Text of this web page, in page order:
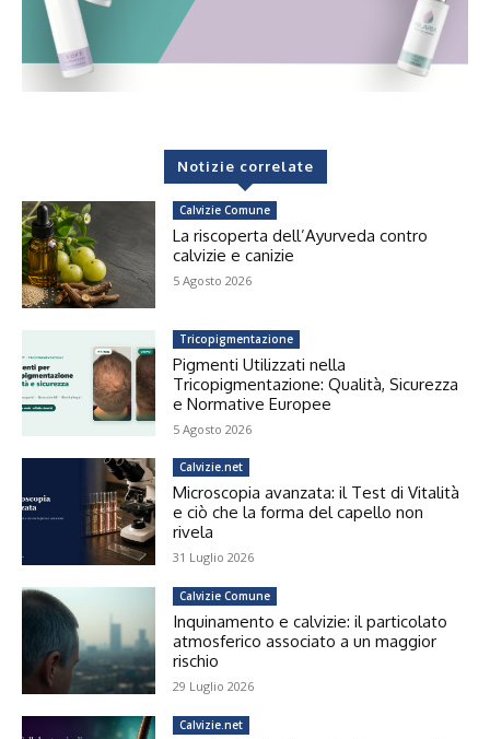
Notizie correlate
Calvizie Comune
La riscoperta dell’Ayurveda contro
calvizie e canizie
5 Agosto 2026
Tricopigmentazione
Pigmenti Utilizzati nella
Tricopigmentazione: Qualità, Sicurezza
e Normative Europee
5 Agosto 2026
Calvizie.net
Microscopia avanzata: il Test di Vitalità
e ciò che la forma del capello non
rivela
31 Luglio 2026
Calvizie Comune
Inquinamento e calvizie: il particolato
atmosferico associato a un maggior
rischio
29 Luglio 2026
Calvizie.net